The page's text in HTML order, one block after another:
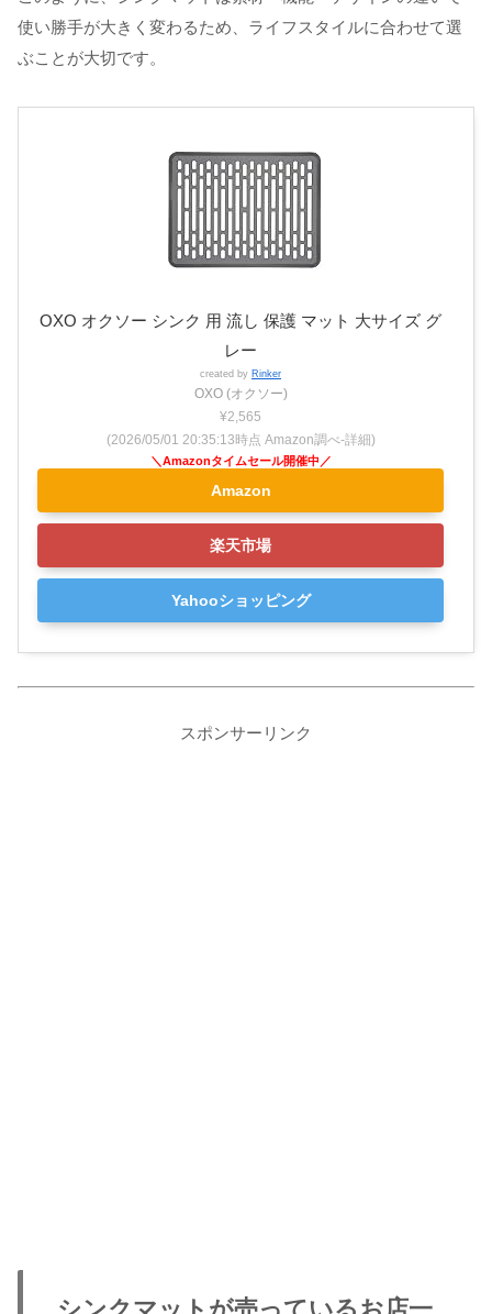
使い勝手が大きく変わるため、ライフスタイルに合わせて選
ぶことが大切です。
OXO オクソー シンク 用 流し 保護 マット 大サイズ グ
レー
created by Rinker
OXO (オクソー)
¥2,565
(2026/05/01 20:35:13時点 Amazon調べ-詳細)
Amazon
楽天市場
Yahooショッピング
スポンサーリンク